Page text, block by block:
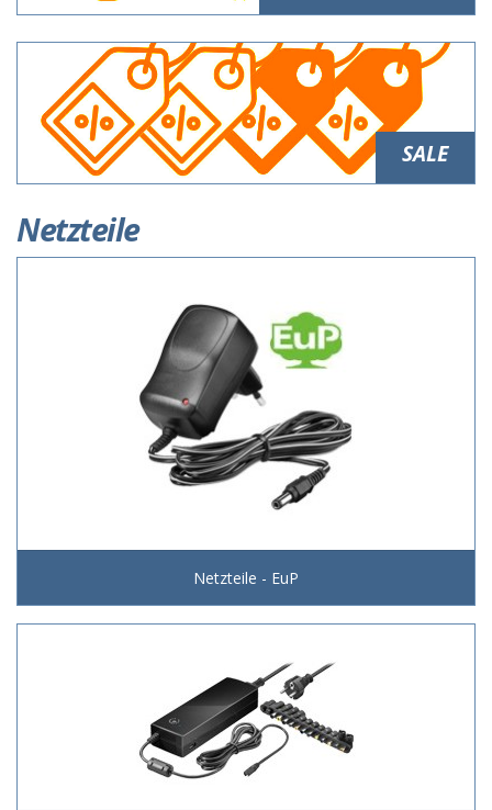
SALE
Netzteile
Netzteile - EuP